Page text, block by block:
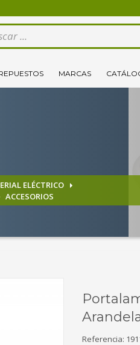
MARCAS
ELÉCTRICO
ACCESORIOS
Referencia: